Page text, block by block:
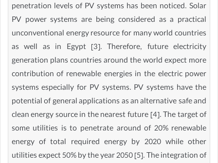
penetration levels of PV systems has been noticed. Solar
PV power systems are being considered as a practical
unconventional energy resource for many world countries
as well as in Egypt [3]. Therefore, future electricity
generation plans countries around the world expect more
contribution of renewable energies in the electric power
systems especially for PV systems. PV systems have the
potential of general applications as an alternative safe and
clean energy source in the nearest future [4]. The target of
some utilities is to penetrate around of 20% renewable
energy of total required energy by 2020 while other
utilities expect 50% by the year 2050 [5]. The integration of